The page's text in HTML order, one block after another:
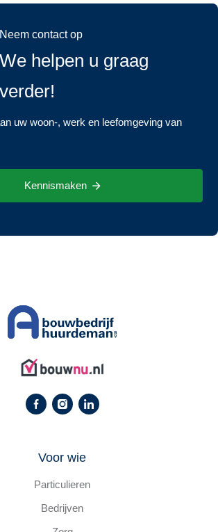
Neem contact op
We helpen u graag
verder!
uw woon-, werk en leefomgeving van
Kennismaken
Voor wie
Particulieren
Bedrijven